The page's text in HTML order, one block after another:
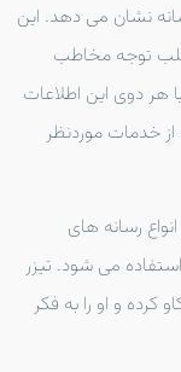
نشان می دهد. این
جلب توجه مخاطب
هر دوی این اطلاعات
از خدمات موردنظر
رسانه های
استفاده می شود. تیزر
کرده و او را به فکر